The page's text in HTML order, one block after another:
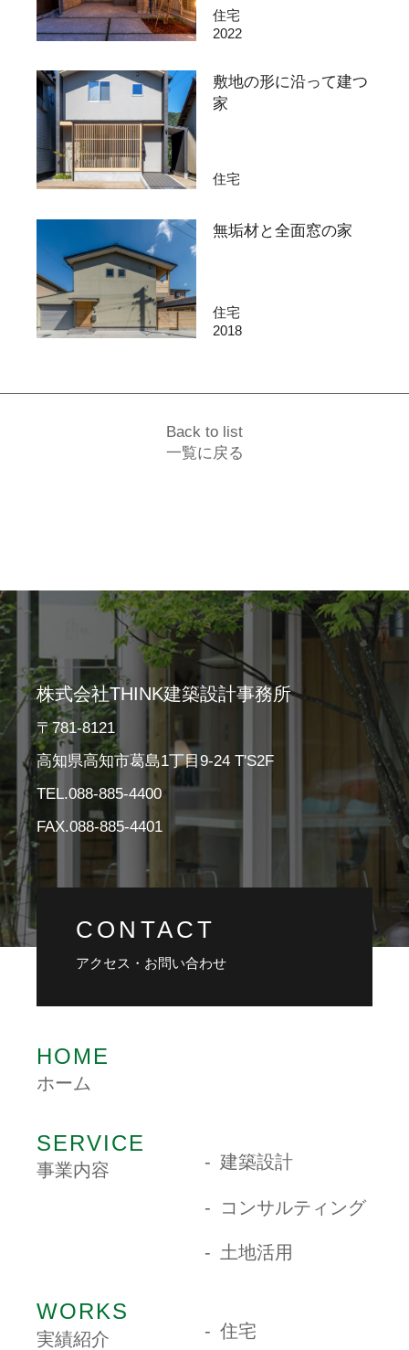
住宅
2022
敷地の形に沿って建つ
家
住宅
無垢材と全面窓の家
住宅
2018
Back to list
一覧に戻る
株式会社THINK建築設計事務所
〒781-8121
高知県高知市葛島1丁目9-24 T'S2F
TEL.088-885-4400
FAX.088-885-4401
CONTACT
アクセス・お問い合わせ
HOME
ホーム
SERVICE
事業内容 建築設計
コンサルティング
土地活用
WORKS
実績紹介 住宅